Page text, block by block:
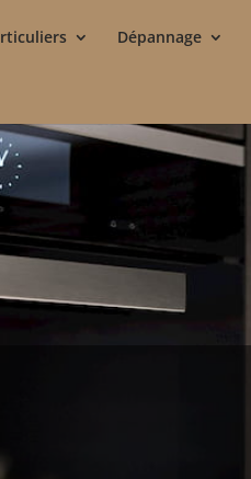
Dépannage